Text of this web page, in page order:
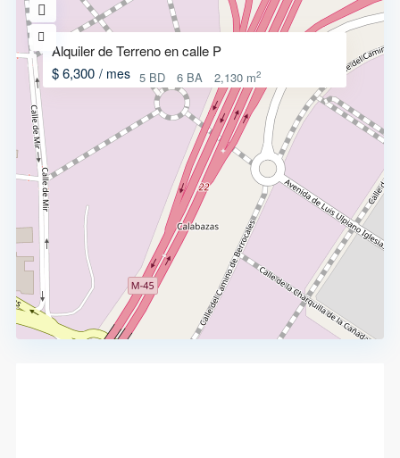
Alquiler de Terreno en calle P
$ 6,300 / mes 5 BD 6 BA 2,130 m2